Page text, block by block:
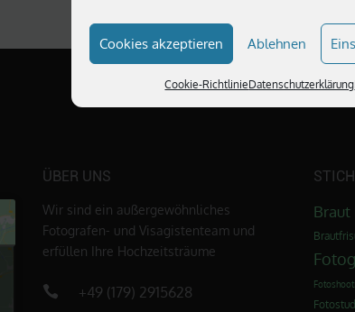
Cookies akzeptieren Ablehnen
Cookie-RichtlinieDatenschutzerklärung
ÜBER UNS
Wir sind ein außergewöhnliches
Fotografen- und Visagistenteam und
erfüllen Ihre Hochzeitsträume
+49 (179) 2915628
Braut